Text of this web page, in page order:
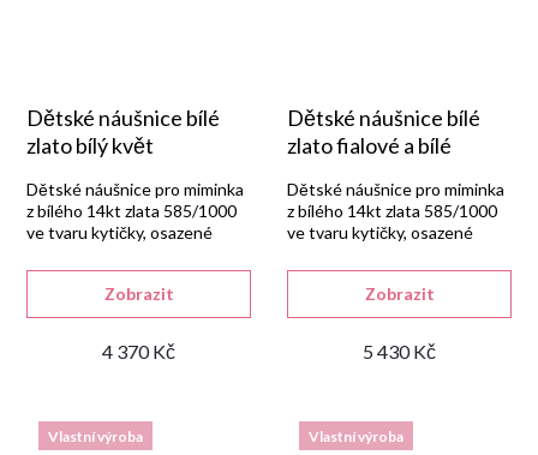
Dětské náušnice bílé
zlato bílý květ
4 370 Kč
Zobrazit
Dětské náušnice pro miminka
z bílého 14kt zlata 585/1000
ve tvaru kytičky, osazené
dětským uzávěrem.
Dětské náušnice bílé
zlato fialové a bílé
5 430 Kč
Zobrazit
Dětské náušnice pro miminka
z bílého 14kt zlata 585/1000
ve tvaru kytičky, osazené
ametystem a bílými zirkony.
Vlastní výroba Vlastní výroba